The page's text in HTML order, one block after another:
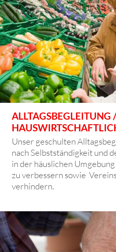
ALLTAGSBEGLEITUNG
Unser geschulten
nach Selbstständigkeit und
in der häuslichen
zu verbessern sowie
verhindern.